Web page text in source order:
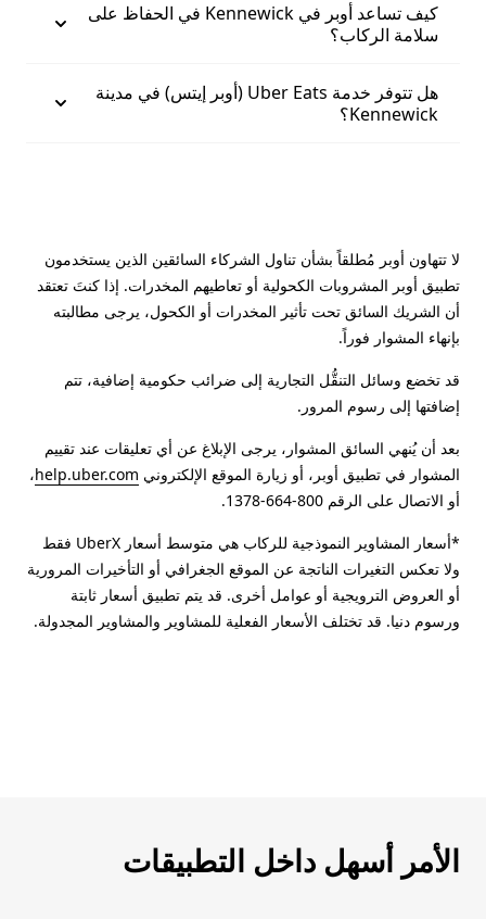
كيف تساعد أوبر في Kennewick في الحفاظ على
سلامة الركاب؟
هل تتوفر خدمة Uber Eats (أوبر إيتس) في مدينة
Kennewick؟
لا تتهاون أوبر مُطلقاً بشأن تناول الشركاء السائقين الذين يستخدمون
تطبيق أوبر المشروبات الكحولية أو تعاطيهم المخدرات. إذا كنتَ تعتقد
أن الشريك السائق تحت تأثير المخدرات أو الكحول، يرجى مطالبته
بإنهاء المشوار فوراً.
قد تخضع وسائل التنقُّل التجارية إلى ضرائب حكومية إضافية، تتم
إضافتها إلى رسوم المرور.
بعد أن يُنهي السائق المشوار، يرجى الإبلاغ عن أي تعليقات عند تقييم
المشوار في تطبيق أوبر، أو زيارة الموقع الإلكتروني help.uber.com،
أو الاتصال على الرقم 800-664-1378.
*أسعار المشاوير النموذجية للركاب هي متوسط أسعار UberX فقط
ولا تعكس التغيرات الناتجة عن الموقع الجغرافي أو التأخيرات المرورية
أو العروض الترويجية أو عوامل أخرى. قد يتم تطبيق أسعار ثابتة
ورسوم دنيا. قد تختلف الأسعار الفعلية للمشاوير والمشاوير المجدولة.
الأمر أسهل داخل التطبيقات